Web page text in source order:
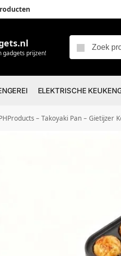
gadgets prijzen!
ELEKTRISCHE
– Takoyaki Pan –